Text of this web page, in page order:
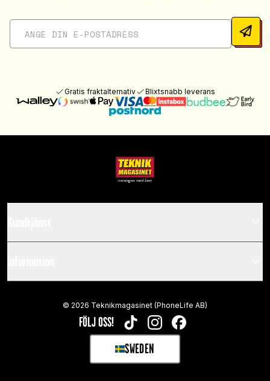
Gratis fraktalternativ Blixtsnabb leverans
FÖLJ OSS! TIKTOKINSTAGRAMFACEBOOK
SWEDEN
SELECT MARKET
© 2026 Teknikmagasinet (PhoneLife AB)